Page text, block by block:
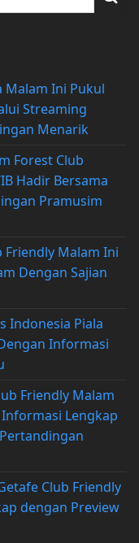
Malam Ini Pukul
Streaming
Menarik
Forest Club
Hadir Bersama
Pramusim
Friendly Malam Ini
Dengan Sajian
Indonesia Piala
Informasi
Friendly Malam
Lengkap
Club Friendly
dengan Preview